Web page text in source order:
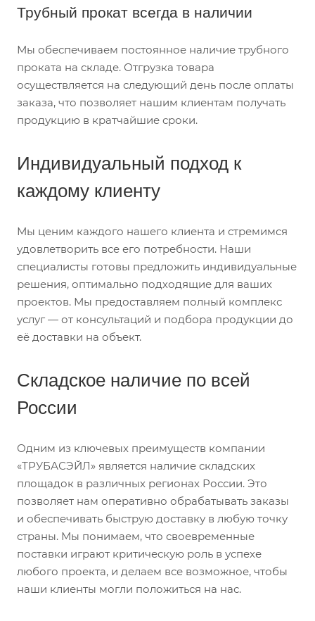
Трубный прокат всегда в наличии
Мы обеспечиваем постоянное наличие трубного
проката на складе. Отгрузка товара
осуществляется на следующий день после оплаты
заказа, что позволяет нашим клиентам получать
продукцию в кратчайшие сроки.
Индивидуальный подход к
каждому клиенту
Мы ценим каждого нашего клиента и стремимся
удовлетворить все его потребности. Наши
специалисты готовы предложить индивидуальные
решения, оптимально подходящие для ваших
проектов. Мы предоставляем полный комплекс
услуг — от консультаций и подбора продукции до
её доставки на объект.
Складское наличие по всей
России
Одним из ключевых преимуществ компании
«ТРУБАСЭЙЛ» является наличие складских
площадок в различных регионах России. Это
позволяет нам оперативно обрабатывать заказы
и обеспечивать быструю доставку в любую точку
страны. Мы понимаем, что своевременные
поставки играют критическую роль в успехе
любого проекта, и делаем все возможное, чтобы
наши клиенты могли положиться на нас.